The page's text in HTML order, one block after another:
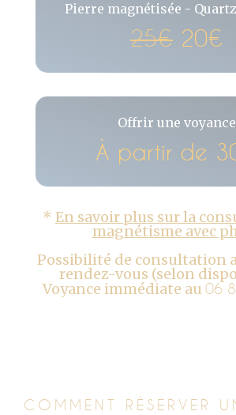
Pierre magnétisée -
25€ 20€
Offrir une voyance
À partir de
* En savoir plus sur la
magnétisme avec
Possibilité de consultation
rendez-vous (selon
Voyance immédiate au 06
COMMENT RÉSERVER